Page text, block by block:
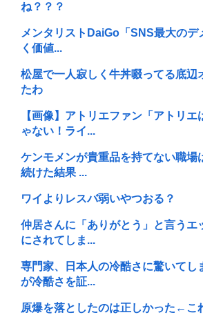
ね？？？
メンタリストDaiGo「SNS最大のデ
く価値...
松屋で一人寂しく牛丼啜ってる底辺
たわ
【画像】アトリエファン「アトリエ
ゃない！ライ...
ケンモメンが貴重品を持てない職場
続けた結果 ...
ワイよりレスバ弱いやつおる？
仲居さんに「ありがとう」と言うエ
にされてしま...
専門家、日本人の冷酷さに驚いて
が冷酷さを証...
原爆を落としたのは正しかった←こ